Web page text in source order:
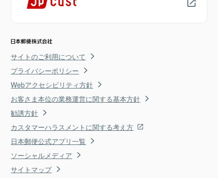
サイトのご利用について
プライバシーポリシー
Webアクセシビリティ方針
お客さま本位の業務運営に関する基本方針
勧誘方針
カスタマーハラスメントに関する考え方
日本郵便公式アプリ一覧
ソーシャルメディア
サイトマップ